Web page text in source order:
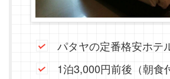
パタヤの定番格安ホテ
1泊3,000円前後（朝食